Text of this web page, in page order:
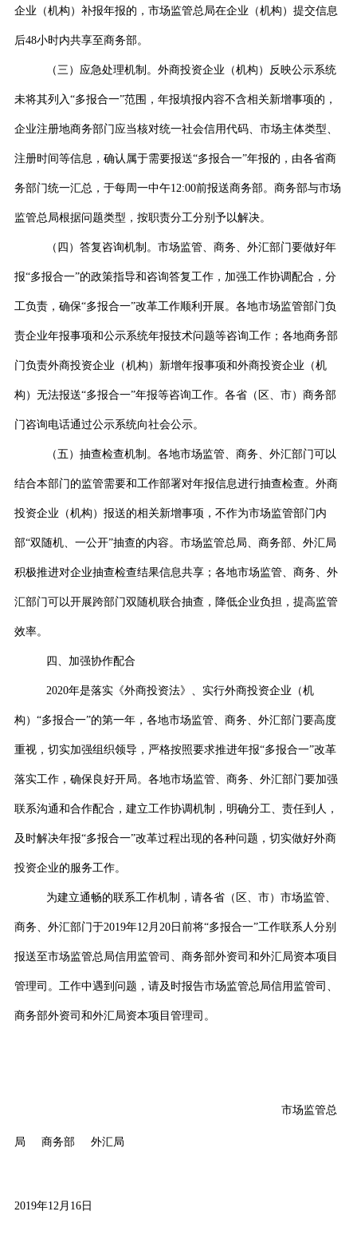
企业（机构）补报年报的，市场监管总局在企业（机构）提交信息
后48小时内共享至商务部。
（三）应急处理机制。 外商投资企业（机构）反映公示系统
未将其列入“多报合一”范围，年报填报内容不含相关新增事项的，
企业注册地商务部门应当核对统一社会信用代码、市场主体类型、
注册时间等信息，确认属于需要报送“多报合一”年报的，由各省商
务部门统一汇总，于每周一中午12:00前报送商务部。商务部与市场
监管总局根据问题类型，按职责分工分别予以解决。
（四）答复咨询机制。 市场监管、商务、外汇部门要做好年
报“多报合一”的政策指导和咨询答复工作，加强工作协调配合，分
工负责，确保“多报合一”改革工作顺利开展。各地市场监管部门负
责企业年报事项和公示系统年报技术问题等咨询工作；各地商务部
门负责外商投资企业（机构）新增年报事项和外商投资企业（机
构）无法报送“多报合一”年报等咨询工作。各省（区、市）商务部
门咨询电话通过公示系统向社会公示。
（五）抽查检查机制。 各地市场监管、商务、外汇部门可以
结合本部门的监管需要和工作部署对年报信息进行抽查检查。外商
投资企业（机构）报送的相关新增事项，不作为市场监管部门内
部“双随机、一公开”抽查的内容。市场监管总局、商务部、外汇局
积极推进对企业抽查检查结果信息共享；各地市场监管、商务、外
汇部门可以开展跨部门双随机联合抽查，降低企业负担，提高监管
效率。
四、加强协作配合
2020年是落实《外商投资法》、实行外商投资企业（机
构）“多报合一”的第一年，各地市场监管、商务、外汇部门要高度
重视，切实加强组织领导，严格按照要求推进年报“多报合一”改革
落实工作，确保良好开局。各地市场监管、商务、外汇部门要加强
联系沟通和合作配合，建立工作协调机制，明确分工、责任到人，
及时解决年报“多报合一”改革过程出现的各种问题，切实做好外商
投资企业的服务工作。
为建立通畅的联系工作机制，请各省（区、市）市场监管、
商务、外汇部门于2019年12 月 20日前将“多报合一”工作联系人分别
报送至市场监管总局信用监管司、商务部外资司和外汇局资本项目
管理司。工作中遇到问题，请及时报告市场监管总局信用监管司、
商务部外资司和外汇局资本项目管理司。
市场监管总
局 商务部 外汇局
2019年12 月 16日